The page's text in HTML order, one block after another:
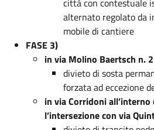
alternato regolato da
mobile di cantiere
FASE 3)
in via Molino Baertsch n. 2
divieto di sosta
forzata ad eccezione
in via Corridoni
l’intersezione con via